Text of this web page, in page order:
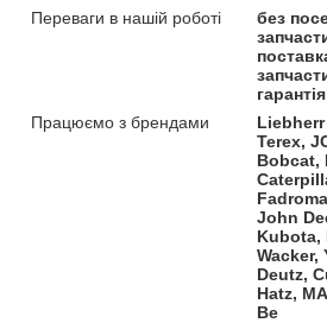
Переваги в нашій роботі
без
гарантія
Працюємо з брендами
Terex,
Bobcat,
John
Kubota,
Wacker,
Deutz,
Hatz,
Be